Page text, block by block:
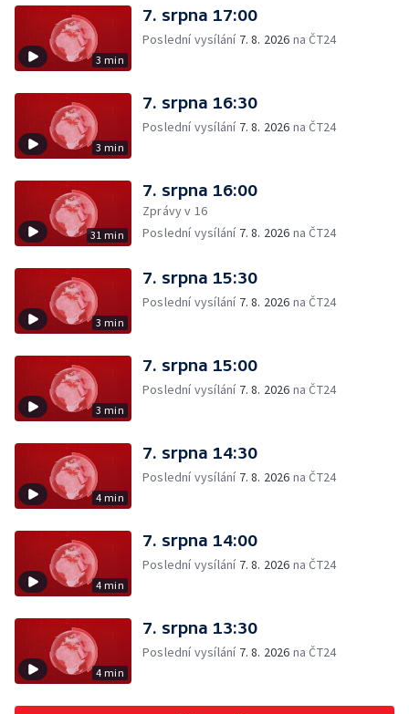
3 min
7. srpna 17:00
Poslední vysílání 7. 8. 2026 na ČT24
3 min
7. srpna 16:30
Poslední vysílání 7. 8. 2026 na ČT24
31 min
7. srpna 16:00
Zprávy v 16
Poslední vysílání 7. 8. 2026 na ČT24
3 min
7. srpna 15:30
Poslední vysílání 7. 8. 2026 na ČT24
3 min
7. srpna 15:00
Poslední vysílání 7. 8. 2026 na ČT24
4 min
7. srpna 14:30
Poslední vysílání 7. 8. 2026 na ČT24
4 min
7. srpna 14:00
Poslední vysílání 7. 8. 2026 na ČT24
4 min
7. srpna 13:30
Poslední vysílání 7. 8. 2026 na ČT24